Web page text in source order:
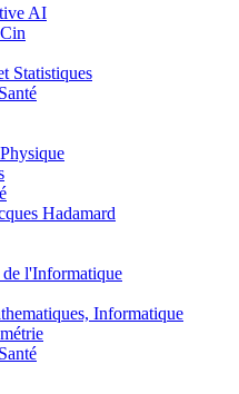
AI
Statistiques
Hadamard
l'Informatique
Informatique